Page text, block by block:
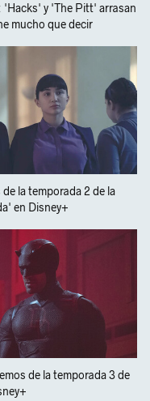
'Hacks' y 'The Pitt' arrasan
mucho que decir
la temporada 2 de la
en Disney+
de la temporada 3 de